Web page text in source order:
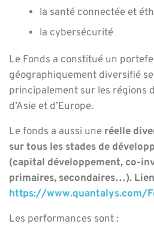
la santé connectée et
la cybersécurité
Le Fonds a constitué un
géographiquement diversifié
principalement sur les régions
d’Asie et d’Europe.
Le fonds a aussi une réelle
sur tous les stades de
(capital développement, co-
primaires, secondaires…).
https://www.quantalys.com/
Les performances sont :